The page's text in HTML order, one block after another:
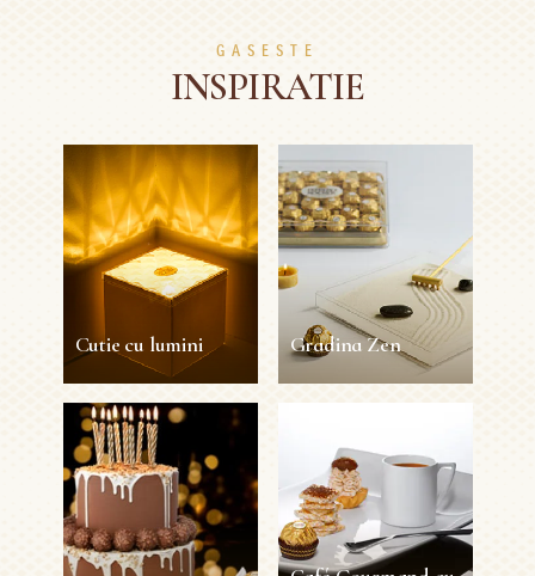
GASESTE
INSPIRATIE
Cutie cu lumini
Cutie cu lumini
15 min 1 persoana Usor
Gradina Zen
5 min 1 persoana Usor